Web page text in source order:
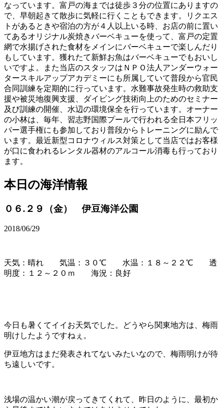
なっています。富戸の海までは徒歩３分の位置にありますの
で、早朝起きて散歩に気軽に行くこともできます。リクエス
トがあるときや宿泊の方が４人以上いる時、お店の前に置い
てあるオリジナル炭焼きバーベキューを使って、富戸の定置
網で水揚げされた食材をメインにバーベキューで楽しんだり
もしています。獲れたて新鮮お魚はバーベキューでもおいし
いですよ。また当店のスタッフはＮＰＯ法人アンダーウォー
タースキルアップアカデミーにも所属していて普段から官民
合同訓練を定期的に行っています。水難事故発生時の救助支
援や被災地復興支援、ダイビング技術向上のためのセミナー
及び訓練の開催、水辺の環境保全を行っています。オーナー
の小林は、毎年、習志野国際プールで行われる全日本フリッ
パー選手権にも参加しており普段からトレーニングに励んで
います。最近新型コロナウィルス対策として当店ではお客様
が口に食われるレンタル器材のアルコール消毒も行っており
ます。
本日の海洋情報
０６.２９（金） 伊豆海洋公園
2018/06/29
天気：晴れ 気温：３０℃ 水温：１８～２２℃ 透
明度：１２～２０ｍ 海況：良好
今日も暑くてイイお天気でした。どうやら関東地方は、梅雨
明けしたようですねぇ。
伊豆地方はまだ発表されてないみたいなので、梅雨明けが待
ち遠しいです。
浅場の温かい潮が戻ってきてくれて、昨日のように、最初か